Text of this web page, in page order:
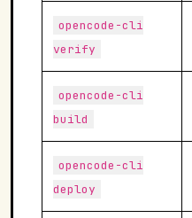
opencode-cli
verify
opencode-cli
build
opencode-cli
deploy